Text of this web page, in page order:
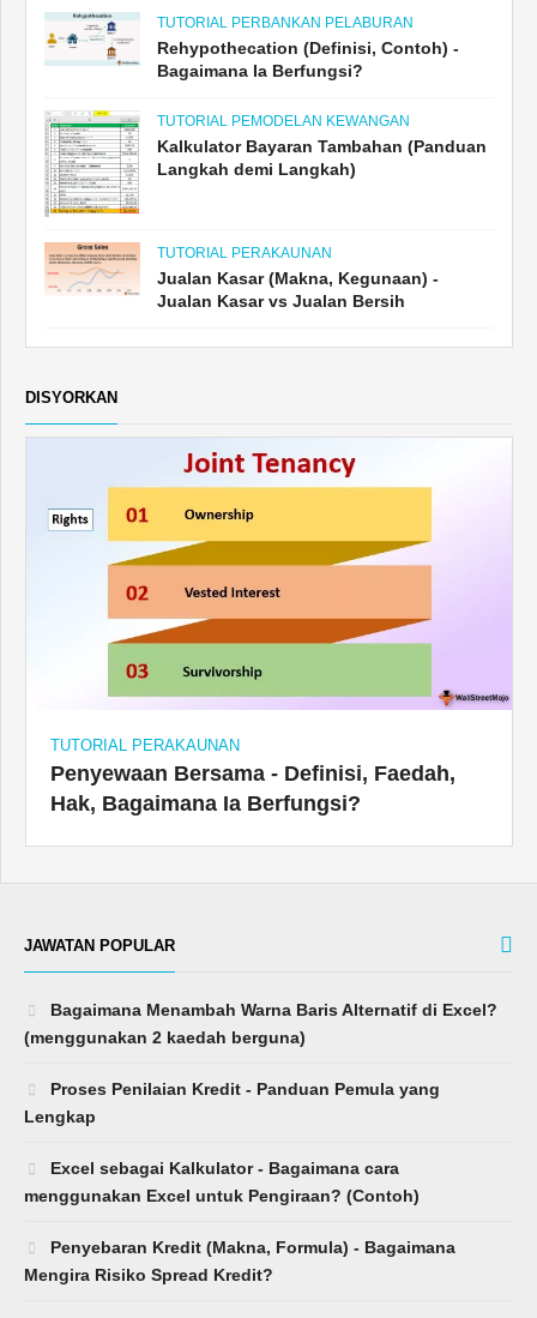
TUTORIAL PERBANKAN PELABURAN
Rehypothecation (Definisi, Contoh) -
Bagaimana Ia Berfungsi?
TUTORIAL PEMODELAN KEWANGAN
Kalkulator Bayaran Tambahan (Panduan
Langkah demi Langkah)
TUTORIAL PERAKAUNAN
Jualan Kasar (Makna, Kegunaan) -
Jualan Kasar vs Jualan Bersih
DISYORKAN
TUTORIAL PERAKAUNAN
Penyewaan Bersama - Definisi, Faedah,
Hak, Bagaimana Ia Berfungsi?
JAWATAN POPULAR
Bagaimana Menambah Warna Baris Alternatif di Excel?
(menggunakan 2 kaedah berguna)
Proses Penilaian Kredit - Panduan Pemula yang
Lengkap
Excel sebagai Kalkulator - Bagaimana cara
menggunakan Excel untuk Pengiraan? (Contoh)
Penyebaran Kredit (Makna, Formula) - Bagaimana
Mengira Risiko Spread Kredit?